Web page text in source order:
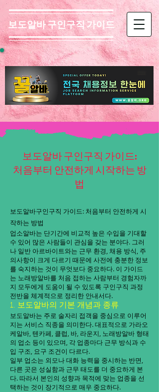
보도알바 구인구직 가이드
보도알바 구인구직 가이드:
처음부터 안전하게 시작하는 방
법
보도알바구인구직 가이드: 처음부터 안전하게 시
작하는 방법
업소알바는 단기간에 비교적 높은 수입을 기대할
수 있어 많은 사람들이 관심을 갖는 분야다. 그러
나 일반 아르바이트와는 근무 환경, 채용 방식, 주
의사항이 크게 다르기 때문에 사전에 충분한 정보
를 숙지하는 것이 무엇보다 중요하다. 이 가이드
는 노래방알바를 처음 접하는 사람부터 경험자까
지 모두에게 도움이 될 수 있도록 구인구직 과정
전반을 체계적으로 정리한 안내서다.
1. 보도알바의 기본 개념과 종류
보도알바는 주로 술자리 접객을 중심으로 이루어
지는 서비스 직종을 의미한다. 대표적으로 가라오
케알바, 텐카페, 클럽, 바, 라운지, 노래방알바 형태
의 업소 등이 있으며, 각 업종마다 근무 방식과 수
입 구조, 요구 조건이 다르다.
일부 업소는 외모나 대화 능력을 중시하는 반면,
다른 곳은 성실함과 근무 태도를 더 중요하게 본
다. 따라서 본인의 성향과 목적에 맞는 업종을 선
택하는 것이 장기적으로 매우 중요하다.